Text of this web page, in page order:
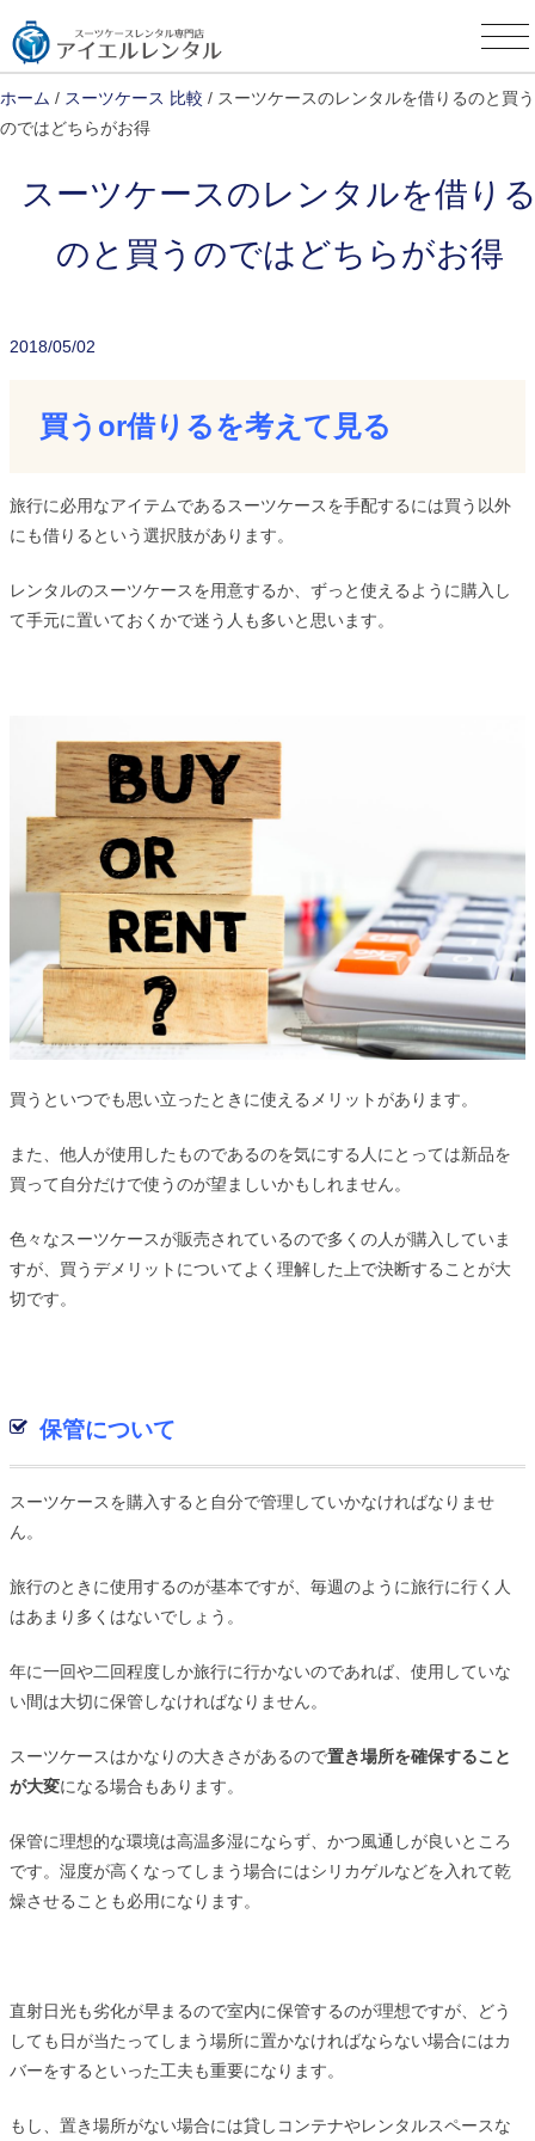
to
content
ホーム / スーツケース 比較 / スーツケースのレンタルを借りるのと買う
のではどちらがお得
スーツケースのレンタルを借り
のと買うのではどちらがお得
2018/05/02
買うor借りるを考えて見る
旅行に必用なアイテムであるスーツケースを手配するには買う以外
にも借りるという選択肢があります。
レンタルのスーツケースを用意するか、ずっと使えるように購入し
て手元に置いておくかで迷う人も多いと思います。
買うといつでも思い立ったときに使えるメリットがあります。
また、他人が使用したものであるのを気にする人にとっては新品を
買って自分だけで使うのが望ましいかもしれません。
色々なスーツケースが販売されているので多くの人が購入していま
すが、買うデメリットについてよく理解した上で決断することが大
切です。
保管について
スーツケースを購入すると自分で管理していかなければなりませ
ん。
旅行のときに使用するのが基本ですが、毎週のように旅行に行く人
はあまり多くはないでしょう。
年に一回や二回程度しか旅行に行かないのであれば、使用していな
い間は大切に保管しなければなりません。
スーツケースはかなりの大きさがあるので置き場所を確保すること
が大変になる場合もあります。
保管に理想的な環境は高温多湿にならず、かつ風通しが良いところ
です。湿度が高くなってしまう場合にはシリカゲルなどを入れて乾
燥させることも必用になります。
直射日光も劣化が早まるので室内に保管するのが理想ですが、どう
しても日が当たってしまう場所に置かなければならない場合にはカ
バーをするといった工夫も重要になります。
もし、置き場所がない場合には貸しコンテナやレンタルスペースな